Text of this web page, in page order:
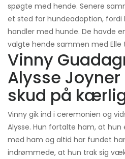
spøgte med hende. Senere
et sted for hundeadoption, fordi
handler med hunde. De havde
valgte hende sammen med Elle
Vinny
Alysse
skud på
Vinny gik ind i ceremonien og
Alysse. Hun fortalte ham, at
med ham og altid har fundet
indrømmede, at hun trak sig